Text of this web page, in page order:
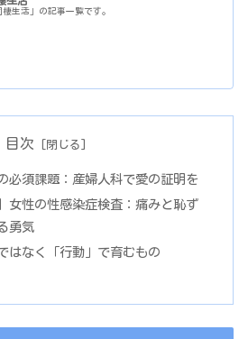
棲生活」の記事一覧です。
目次
必須課題：産婦人科で愛の証明を
女性の性感染症検査：痛みと恥ず
勇気
はなく「行動」で育むもの